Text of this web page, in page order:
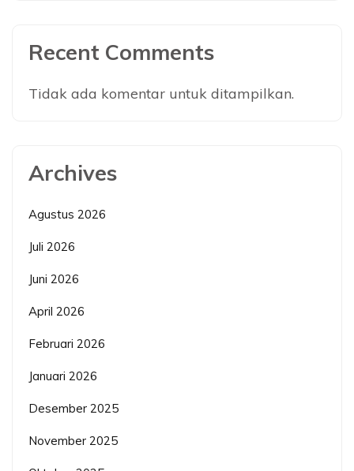
Recent Comments
Tidak ada komentar untuk ditampilkan.
Archives
Agustus 2026
Juli 2026
Juni 2026
April 2026
Februari 2026
Januari 2026
Desember 2025
November 2025